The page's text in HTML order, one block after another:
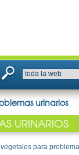
urinarios
URINARIOS
para